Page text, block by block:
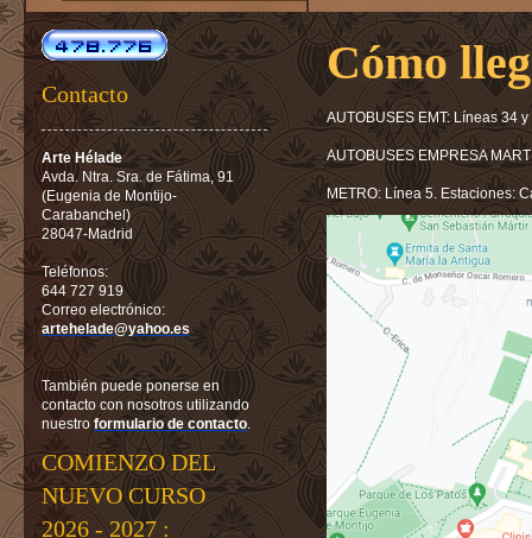
Cómo
AUTOBUSES EMT: Líneas 34 y
AUTOBUSES EMPRESA
METRO: Línea 5. Estaciones:
Contacto
Arte Hélade
Avda. Ntra. Sra. de Fátima, 91
(Eugenia de Montijo-
Carabanchel)
28047-Madrid
Teléfonos:
644 727 919
Correo electrónico:
artehelade@yahoo.es
También puede ponerse en
contacto con nosotros utilizando
nuestroformulario de contacto.
COMIENZO DEL
NUEVO CURSO
2026 - 2027 :